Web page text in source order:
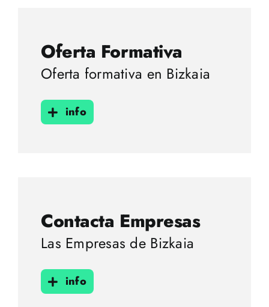
Oferta Formativa
Oferta formativa en Bizkaia
info
Contacta Empresas
Las Empresas de Bizkaia
info